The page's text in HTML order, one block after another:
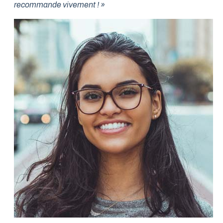
recommande vivement ! »